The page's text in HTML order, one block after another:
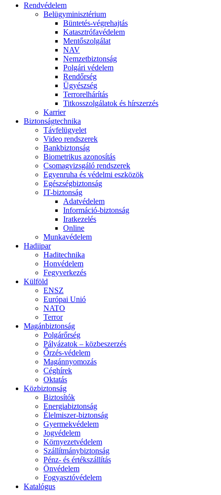
Rendvédelem
Belügyminisztérium
Büntetés-végrehajtás
Katasztrófavédelem
Mentőszolgálat
NAV
Nemzetbiztonság
Polgári védelem
Rendőrség
Ügyészség
Terrorelhárítás
Titkosszolgálatok és hírszerzés
Karrier
Biztonságtechnika
Távfelügyelet
Video rendszerek
Bankbiztonság
Biometrikus azonosítás
Csomagvizsgáló rendszerek
Egyenruha és védelmi eszközök
Egészségbiztonság
IT-biztonság
Adatvédelem
Információ-biztonság
Iratkezelés
Online
Munkavédelem
Hadiipar
Haditechnika
Honvédelem
Fegyverkezés
Külföld
ENSZ
Európai Unió
NATO
Terror
Magánbiztonság
Polgárőrség
Pályázatok – közbeszerzés
Őrzés-védelem
Magánnyomozás
Céghírek
Oktatás
Közbiztonság
Biztosítók
Energiabiztonság
Élelmiszer-biztonság
Gyermekvédelem
Jogvédelem
Környezetvédelem
Szállítmánybiztonság
Pénz- és értékszállítás
Önvédelem
Fogyasztóvédelem
Katalógus